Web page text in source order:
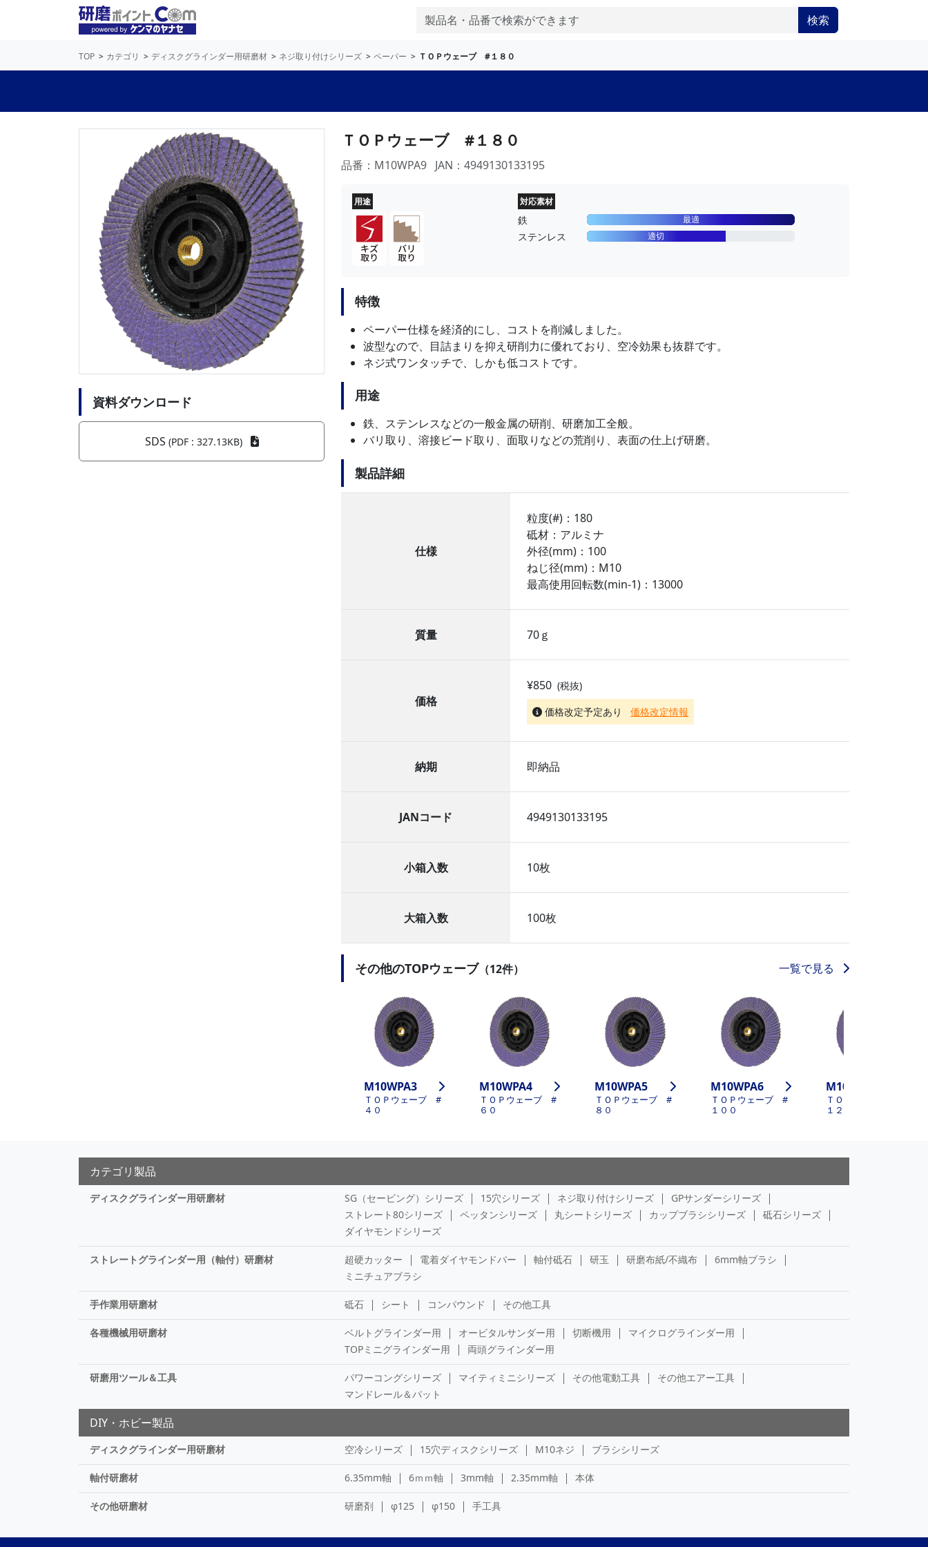
検索
TOP カテゴリ ディスクグラインダー用研磨材 ネジ取り付けシリーズ ペーパー ＴＯＰウェーブ #１８０
資料ダウンロード
SDS (PDF : 327.13KB)
ＴＯＰウェーブ #１８０
品番：M10WPA9 JAN：4949130133195
用途 対応素材
鉄 最適
ステンレス 適切
特徴
ペーパー仕様を経済的にし、コストを削減しました。
波型なので、目詰まりを抑え研削力に優れており、空冷効果も抜群です。
ネジ式ワンタッチで、しかも低コストです。
用途
鉄、ステンレスなどの一般金属の研削、研磨加工全般。
バリ取り、溶接ビード取り、面取りなどの荒削り、表面の仕上げ研磨。
製品詳細
仕様
粒度(#)：180
砥材：アルミナ
外径(mm)：100
ねじ径(mm)：M10
最高使用回転数(min-1)：13000
質量 70ｇ
価格
¥850 (税抜)
価格改定予定あり
価格改定情報
納期 即納品
JANコード 4949130133195
小箱入数 10枚
大箱入数 100枚
その他のTOPウェーブ（12件） 一覧で見る
M10WPA3
ＴＯＰウェーブ #
４０
M10WPA4
ＴＯＰウェーブ #
６０
M10WPA5
ＴＯＰウェーブ #
８０
M10WPA6
ＴＯＰウェーブ #
１００
M10WPA7
ＴＯＰウェーブ #
１２０
カテゴリ製品
ディスクグラインダー用研磨材 SG（セービング）シリーズ 15穴シリーズ ネジ取り付けシリーズ
GPサンダーシリーズ
ストレート80シリーズ
ペッタンシリーズ 丸シートシリーズ カップブラシシリーズ
砥石シリーズ
ダイヤモンドシリーズ
ストレートグラインダー用（軸付）研磨材 超硬カッター 電着ダイヤモンドバー 軸付砥石 研玉 研磨布紙/不織布
6mm軸ブラシ
ミニチュアブラシ
手作業用研磨材 砥石 シート コンパウンド その他工具
各種機械用研磨材 ベルトグラインダー用 オービタルサンダー用 切断機用
マイクログラインダー用
TOPミニグラインダー用
両頭グラインダー用
研磨用ツール＆工具 パワーコングシリーズ マイティミニシリーズ その他電動工具
その他エアー工具
マンドレール＆パット
DIY・ホビー製品
ディスクグラインダー用研磨材 空冷シリーズ 15穴ディスクシリーズ M10ネジ ブラシシリーズ
軸付研磨材 6.35mm軸 6ｍｍ軸 3mm軸 2.35mm軸 本体
その他研磨材 研磨剤 φ125 φ150 手工具